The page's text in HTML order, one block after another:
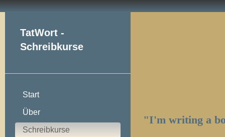
TatWort -
Schreibkurse
Start
Über
Schreibkurse
"I'm writing a